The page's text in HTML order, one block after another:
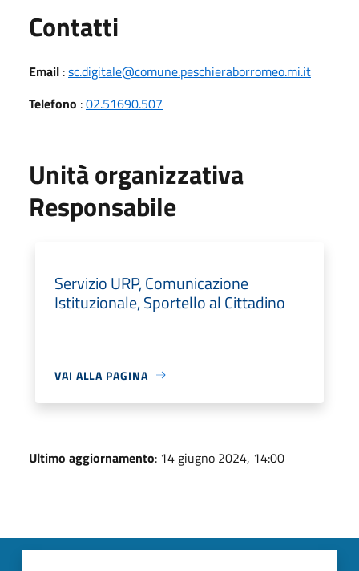
Contatti
Email :sc.digitale@comune.peschieraborromeo.mi.it
Telefono :02.51690.507
Unità organizzativa
Responsabile
Servizio URP, Comunicazione
Istituzionale, Sportello al Cittadino
VAI ALLA PAGINA
Ultimo aggiornamento: 14 giugno 2024, 14:00